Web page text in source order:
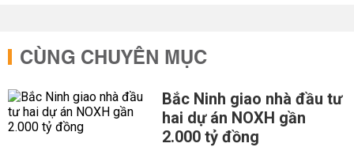
CÙNG CHUYÊN MỤC
Bắc Ninh giao nhà đầu tư
hai dự án NOXH gần
2.000 tỷ đồng